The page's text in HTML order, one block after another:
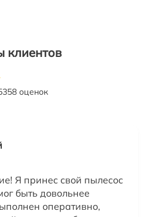
клиентов
оценок
Я принес свой пылесос
быть довольнее
оперативно,